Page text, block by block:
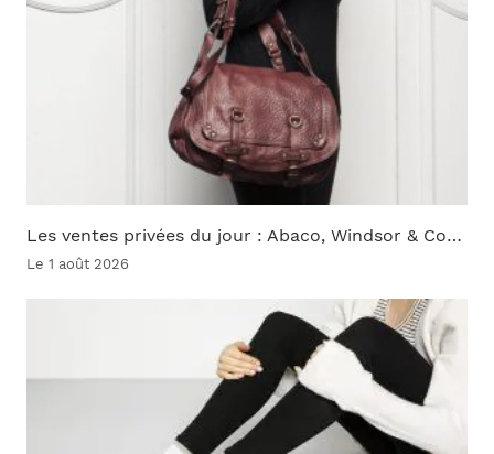
Les ventes privées du jour : Abaco, Windsor & Co…
Le 1 août 2026